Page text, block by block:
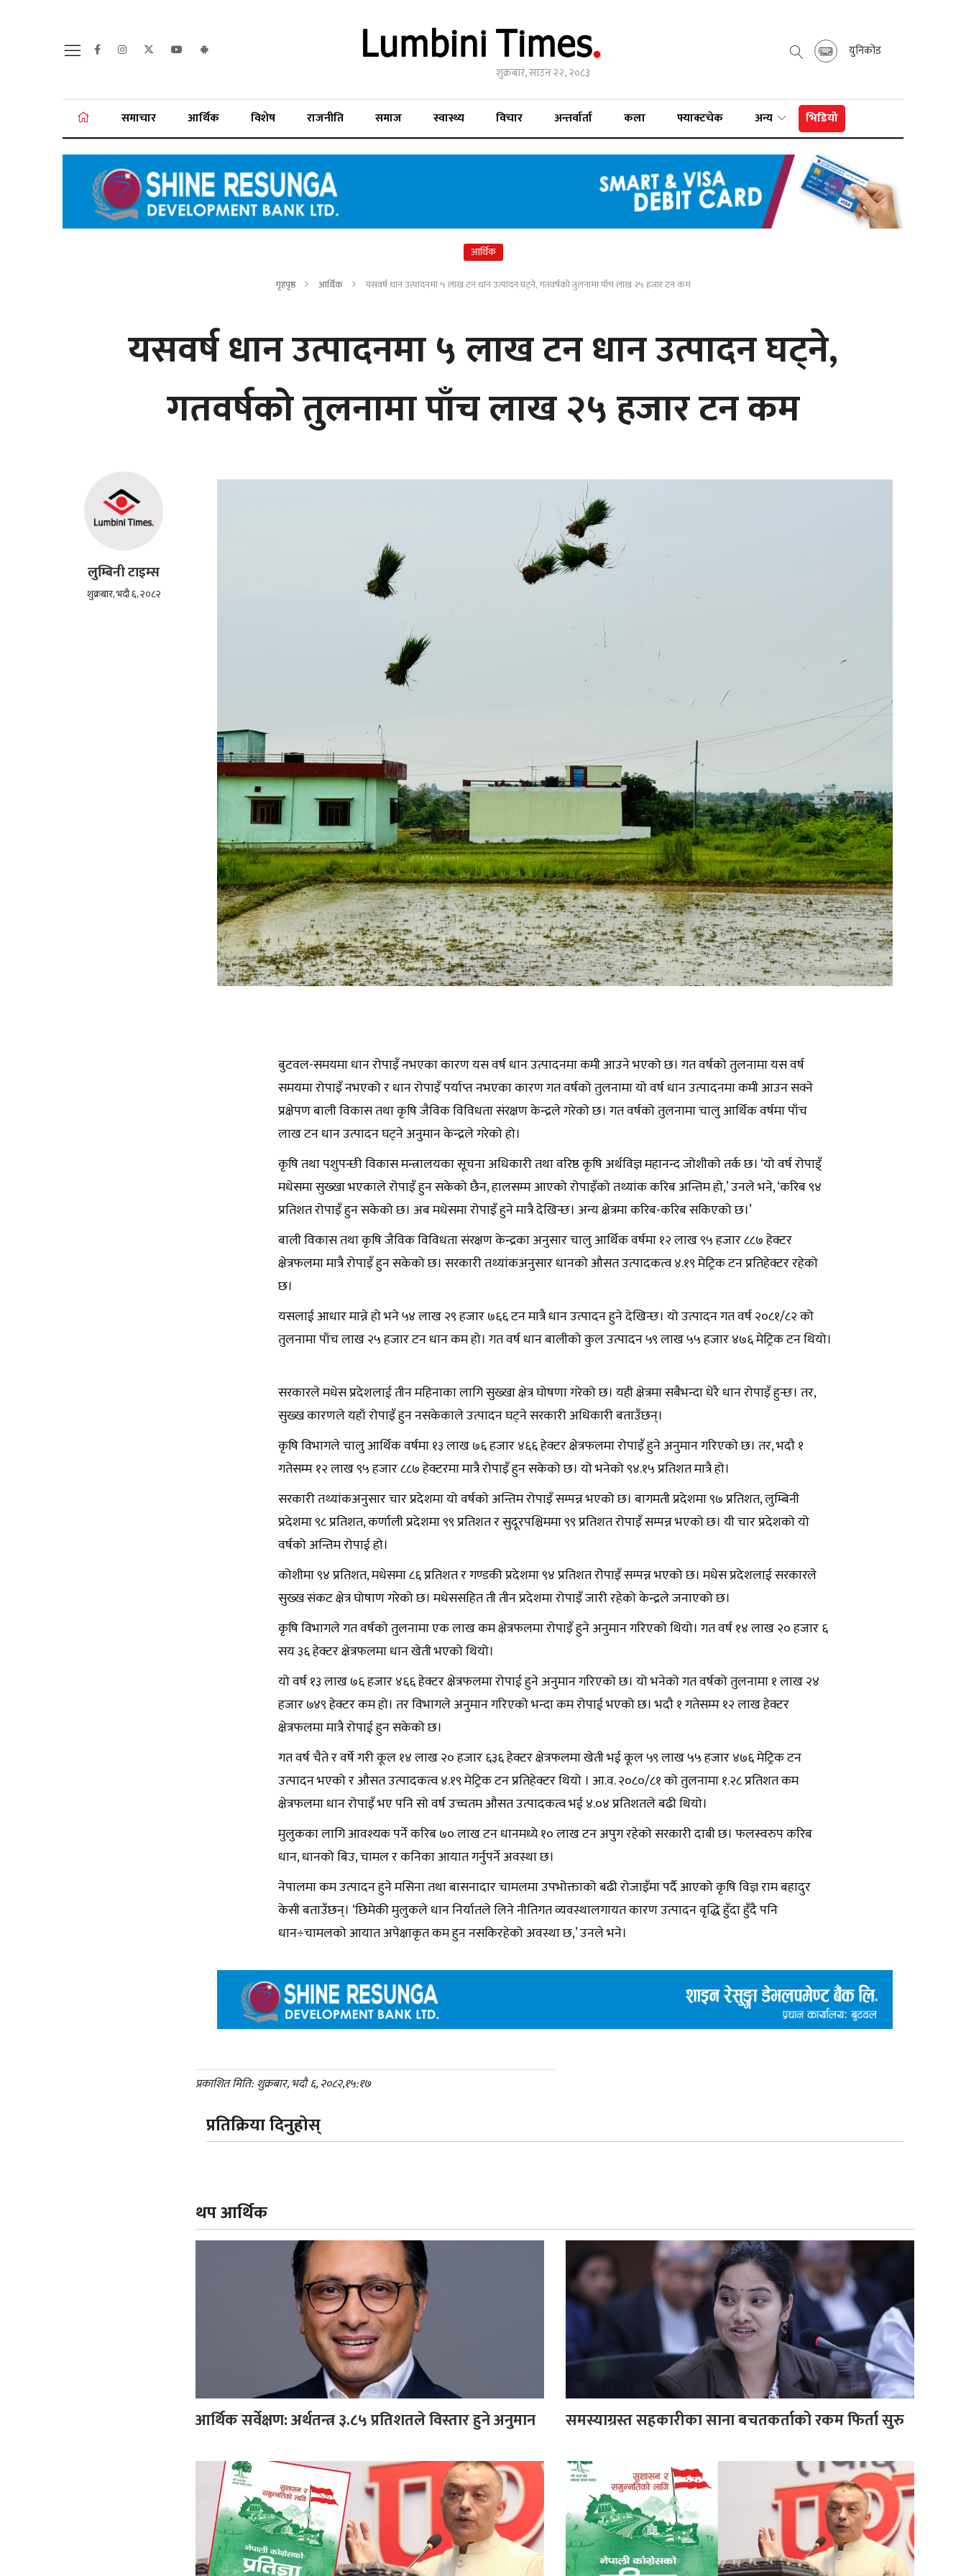
शुक्रबार, साउन २२, २०८३
युनिकोड
समाचार आर्थिक विशेष राजनीति समाज स्वास्थ्य विचार अन्तर्वार्ता कला फ्याक्टचेक अन्य भिडियो
आर्थिक
गृहपृष्ठ आर्थिक यसवर्ष धान उत्पादनमा ५ लाख टन धान उत्पादन घट्ने, गतवर्षको तुलनामा पाँच लाख २५ हजार टन कम
यसवर्ष धान उत्पादनमा ५ लाख टन धान उत्पादन घट्ने,
गतवर्षको तुलनामा पाँच लाख २५ हजार टन कम
लुम्बिनी टाइम्स
शुक्रबार, भदौ ६, २०८२
बुटवल-समयमा धान रोपाइँ नभएका कारण यस वर्ष धान उत्पादनमा कमी आउने भएको छ। गत वर्षको तुलनामा यस वर्ष
समयमा रोपाइँ नभएको र धान रोपाइँ पर्याप्त नभएका कारण गत वर्षको तुलनामा यो वर्ष धान उत्पादनमा कमी आउन सक्ने
प्रक्षेपण बाली विकास तथा कृषि जैविक विविधता संरक्षण केन्द्रले गरेको छ। गत वर्षको तुलनामा चालु आर्थिक वर्षमा पाँच
लाख टन धान उत्पादन घट्ने अनुमान केन्द्रले गरेको हो।
कृषि तथा पशुपन्छी विकास मन्त्रालयका सूचना अधिकारी तथा वरिष्ठ कृषि अर्थविज्ञ महानन्द जोशीको तर्क छ। ‘यो वर्ष रोपाइ्ँ
मधेसमा सुख्खा भएकाले रोपाइँ हुन सकेको छैन, हालसम्म आएको रोपाइँको तथ्यांक करिब अन्तिम हो,’ उनले भने, ‘करिब ९४
प्रतिशत रोपाइँ हुन सकेको छ। अब मधेसमा रोपाइँ हुने मात्रै देखिन्छ। अन्य क्षेत्रमा करिब-करिब सकिएको छ।’
बाली विकास तथा कृषि जैविक विविधता संरक्षण केन्द्रका अनुसार चालु आर्थिक वर्षमा १२ लाख ९५ हजार ८८७ हेक्टर
क्षेत्रफलमा मात्रै रोपाइँ हुन सकेको छ। सरकारी तथ्यांकअनुसार धानको औसत उत्पादकत्व ४.१९ मेट्रिक टन प्रतिहेक्टर रहेको
छ।
यसलाई आधार मान्ने हो भने ५४ लाख २९ हजार ७६६ टन मात्रै धान उत्पादन हुने देखिन्छ। यो उत्पादन गत वर्ष २०८१/८२ को
तुलनामा पाँच लाख २५ हजार टन धान कम हो। गत वर्ष धान बालीको कुल उत्पादन ५९ लाख ५५ हजार ४७६ मेट्रिक टन थियो।
सरकारले मधेस प्रदेशलाई तीन महिनाका लागि सुख्खा क्षेत्र घोषणा गरेको छ। यही क्षेत्रमा सबैभन्दा धेरै धान रोपाइँ हुन्छ। तर,
सुख्ख कारणले यहाँ रोपाइँ हुन नसकेकाले उत्पादन घट्ने सरकारी अधिकारी बताउँछन्।
कृषि विभागले चालु आर्थिक वर्षमा १३ लाख ७६ हजार ४६६ हेक्टर क्षेत्रफलमा रोपाइँ हुने अनुमान गरिएको छ। तर, भदौ १
गतेसम्म १२ लाख ९५ हजार ८८७ हेक्टरमा मात्रै रोपाइँ हुन सकेको छ। यो भनेको ९४.१५ प्रतिशत मात्रै हो।
सरकारी तथ्यांकअनुसार चार प्रदेशमा यो वर्षको अन्तिम रोपाइँ सम्पन्न भएको छ। बागमती प्रदेशमा ९७ प्रतिशत, लुम्बिनी
प्रदेशमा ९८ प्रतिशत, कर्णाली प्रदेशमा ९९ प्रतिशत र सुदूरपश्चिममा ९९ प्रतिशत रोपाइँ सम्पन्न भएको छ। यी चार प्रदेशको यो
वर्षको अन्तिम रोपाई हो।
कोशीमा ९४ प्रतिशत, मधेसमा ८६ प्रतिशत र गण्डकी प्रदेशमा ९४ प्रतिशत रोेपाइँ सम्पन्न भएको छ। मधेस प्रदेशलाई सरकारले
सुख्ख संकट क्षेत्र घोषाण गरेको छ। मधेससहित ती तीन प्रदेशमा रोपाइँ जारी रहेको केन्द्रले जनाएको छ।
कृषि विभागले गत वर्षको तुलनामा एक लाख कम क्षेत्रफलमा रोपाइँ हुने अनुमान गरिएको थियो। गत वर्ष १४ लाख २० हजार ६
सय ३६ हेक्टर क्षेत्रफलमा धान खेती भएको थियो।
यो वर्ष १३ लाख ७६ हजार ४६६ हेक्टर क्षेत्रफलमा रोपाई हुने अनुमान गरिएको छ। यो भनेको गत वर्षको तुलनामा १ लाख २४
हजार ७४९ हेक्टर कम हो। तर विभागले अनुमान गरिएको भन्दा कम रोपाई भएको छ। भदौ १ गतेसम्म १२ लाख हेक्टर
क्षेत्रफलमा मात्रै रोपाई हुन सकेको छ।
गत वर्ष चैते र वर्षे गरी कूल १४ लाख २० हजार ६३६ हेक्टर क्षेत्रफलमा खेती भई कूल ५९ लाख ५५ हजार ४७६ मेट्रिक टन
उत्पादन भएको र औसत उत्पादकत्व ४.१९ मेट्रिक टन प्रतिहेक्टर थियो । आ.व. २०८०/८१ को तुलनामा १.२८ प्रतिशत कम
क्षेत्रफलमा धान रोपाइँ भए पनि सो वर्ष उच्चतम औसत उत्पादकत्व भई ४.०४ प्रतिशतले बढी थियो।
मुलुकका लागि आवश्यक पर्ने करिब ७० लाख टन धानमध्ये १० लाख टन अपुग रहेको सरकारी दाबी छ। फलस्वरुप करिब
धान, धानको बिउ, चामल र कनिका आयात गर्नुपर्ने अवस्था छ।
नेपालमा कम उत्पादन हुने मसिना तथा बासनादार चामलमा उपभोक्ताको बढी रोजाइँमा पर्दै आएको कृषि विज्ञ राम बहादुर
केसी बताउँछन्। ‘छिमेकी मुलुकले धान निर्यातले लिने नीतिगत व्यवस्थालगायत कारण उत्पादन वृद्धि हुँदा हुँदै पनि
धान÷चामलको आयात अपेक्षाकृत कम हुन नसकिरहेको अवस्था छ,’ उनले भने।
प्रकाशित मिति: शुक्रबार, भदौ ६, २०८२,१५:१७
प्रतिक्रिया दिनुहोस्
थप आर्थिक
आर्थिक सर्वेक्षण: अर्थतन्त्र ३.८५ प्रतिशतले विस्तार हुने अनुमान समस्याग्रस्त सहकारीका साना बचतकर्ताको रकम फिर्ता सुरु